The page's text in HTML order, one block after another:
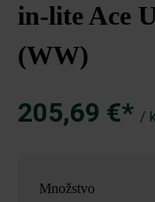
in-lite Ace
(WW)
205,69 €* /
Množstvo